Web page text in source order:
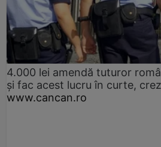
4.000 lei amendă tuturor
și fac acest lucru în curte,
www.cancan.ro